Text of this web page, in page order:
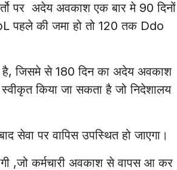
पर अदेय अवकाश एक बार मे 90 दिनों
पहले की जमा हो तो 120 तक Ddo
है, जिसमे से 180 दिन का अदेय अवकाश
किया जा सकता है जो निदेशालय
सेवा पर वापिस उपस्थित हो जाएगा।
,जो कर्मचारी अवकाश से वापस आ कर